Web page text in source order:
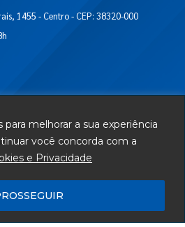
para melhorar a sua experiência
você concorda com a
e Privacidade
1455 - Centro - CEP: 38320-000